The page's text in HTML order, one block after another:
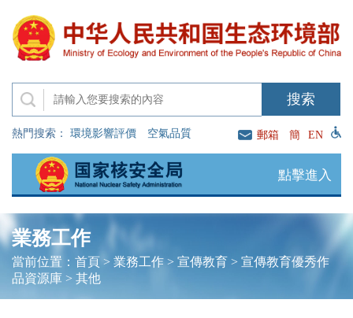
熱門搜索： 環境影響評價 空氣品質 郵箱 簡 EN
點擊進入
業務工作
當前位置： 首頁> 業務工作> 宣傳教育> 宣傳教育優秀作
品資源庫> 其他